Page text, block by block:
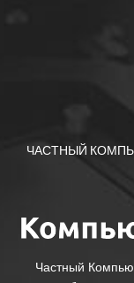
ЧАСТНЫЙ
Частный